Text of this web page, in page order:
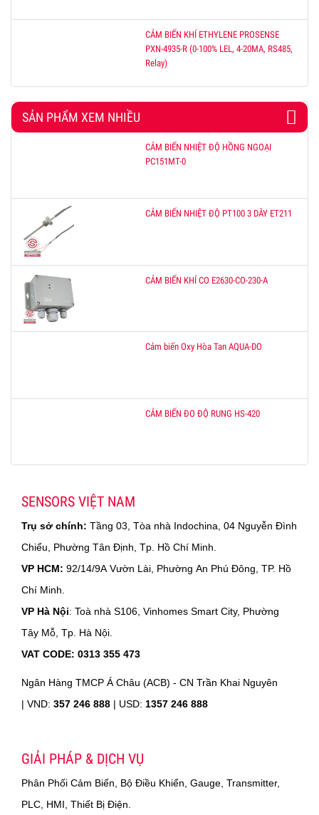
CẢM BIẾN KHÍ ETHYLENE PROSENSE
PXN-4935-R (0-100% LEL, 4-20MA, RS485,
Relay)
SẢN PHẨM XEM NHIỀU
CẢM BIẾN NHIỆT ĐỘ HỒNG NGOẠI
PC151MT-0
CẢM BIẾN NHIỆT ĐỘ PT100 3 DÂY ET211
CẢM BIẾN KHÍ CO E2630-CO-230-A
Cảm biến Oxy Hòa Tan AQUA-DO
CẢM BIẾN ĐO ĐỘ RUNG HS-420
SENSORS VIỆT NAM
Trụ sở chính: Tầng 03, Tòa nhà Indochina, 04 Nguyễn Đình
Chiểu, Phường Tân Định, Tp. Hồ Chí Minh.
VP HCM: 92/14/9A Vườn Lài, Phường An Phú Đông, TP. Hồ
Chí Minh.
VP Hà Nội: Toà nhà S106, Vinhomes Smart City, Phường
Tây Mỗ, Tp. Hà Nội.
VAT CODE: 0313 355 473
Ngân Hàng TMCP Á Châu (ACB) - CN Trần Khai Nguyên
| VND: 357 246 888 | USD: 1357 246 888
GIẢI PHÁP & DỊCH VỤ
Phân Phối Cảm Biến, Bộ Điều Khiển, Gauge, Transmitter,
PLC, HMI, Thiết Bị Điện.